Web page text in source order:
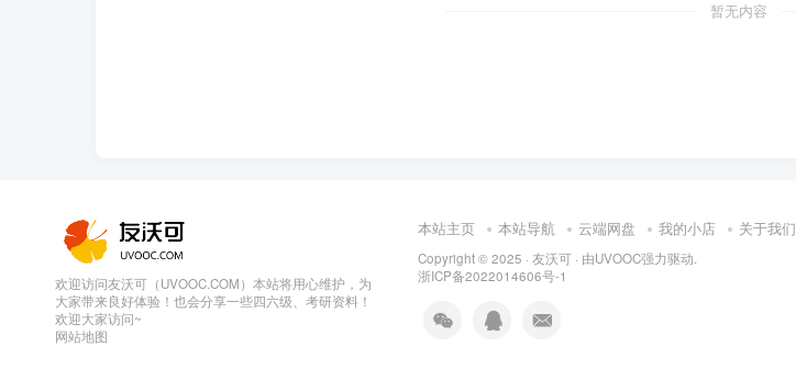
暂无内容
欢迎访问友沃可（UVOOC.COM）本站将用心维护，为
大家带来良好体验！也会分享一些四六级、考研资料！
欢迎大家访问~
网站地图
本站主页 本站导航 云端网盘 我的小店 关于我们
Copyright © 2025 · 友沃可 · 由UVOOC强力驱动.
浙ICP备2022014606号-1